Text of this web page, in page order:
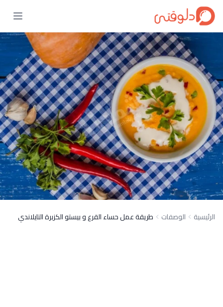
الرئيسية الوصفات طريقة عمل حساء القرع و بيستو الكزبرة التايلاندي